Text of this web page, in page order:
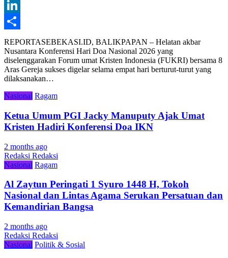
Gmail
LinkedIn
Share
REPORTASEBEKASI.ID, BALIKPAPAN – Helatan akbar
Nusantara Konferensi Hari Doa Nasional 2026 yang
diselenggarakan Forum umat Kristen Indonesia (FUKRI) bersama 8
Aras Gereja sukses digelar selama empat hari berturut-turut yang
dilaksanakan…
Nasional Ragam
Ketua Umum PGI Jacky Manuputy Ajak Umat
Kristen Hadiri Konferensi Doa IKN
2 months ago
Redaksi Redaksi
Nasional Ragam
Al Zaytun Peringati 1 Syuro 1448 H, Tokoh
Nasional dan Lintas Agama Serukan Persatuan dan
Kemandirian Bangsa
2 months ago
Redaksi Redaksi
Nasional Politik & Sosial